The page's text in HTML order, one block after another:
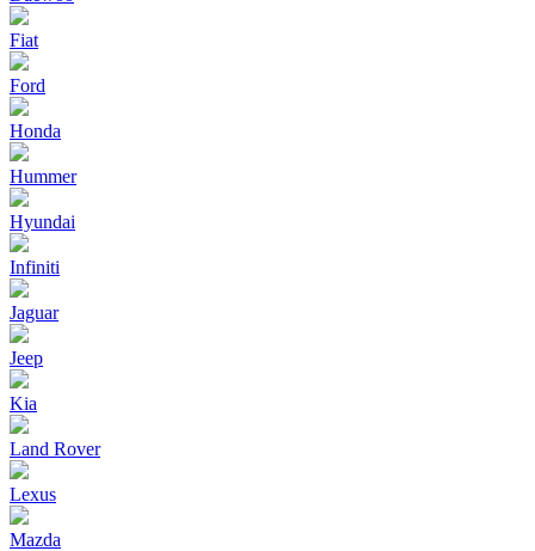
Fiat
Ford
Honda
Hummer
Hyundai
Infiniti
Jaguar
Jeep
Kia
Land Rover
Lexus
Mazda